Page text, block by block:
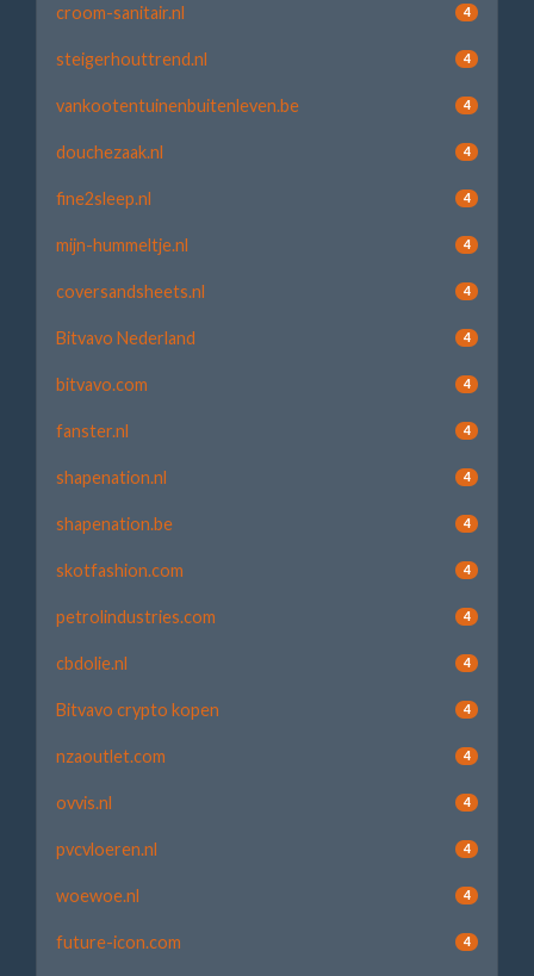
croom-sanitair.nl 4
steigerhouttrend.nl 4
vankootentuinenbuitenleven.be 4
douchezaak.nl 4
fine2sleep.nl 4
mijn-hummeltje.nl 4
coversandsheets.nl 4
Bitvavo Nederland 4
bitvavo.com 4
fanster.nl 4
shapenation.nl 4
shapenation.be 4
skotfashion.com 4
petrolindustries.com 4
cbdolie.nl 4
Bitvavo crypto kopen 4
nzaoutlet.com 4
ovvis.nl 4
pvcvloeren.nl 4
woewoe.nl 4
future-icon.com 4